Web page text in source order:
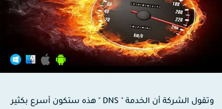
وتقول الشركة أن الخدمة " DNS " هذه ستكون أسرع بكثير